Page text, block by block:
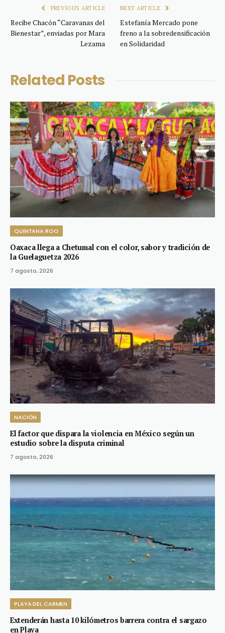
PREVIOUS ARTICLE
Recibe Chacón “Caravanas del
Bienestar”, enviadas por Mara
Lezama
NEXT ARTICLE
Estefanía Mercado pone
freno a la sobredensificación
en Solidaridad
Related Posts
QUINTANA ROO
Oaxaca llega a Chetumal con el color, sabor y tradición de
la Guelaguetza 2026
7 agosto, 2026
NACIÓN
El factor que dispara la violencia en México según un
estudio sobre la disputa criminal
7 agosto, 2026
PLAYA DEL CARMEN
Extenderán hasta 10 kilómetros barrera contra el sargazo
en Playa